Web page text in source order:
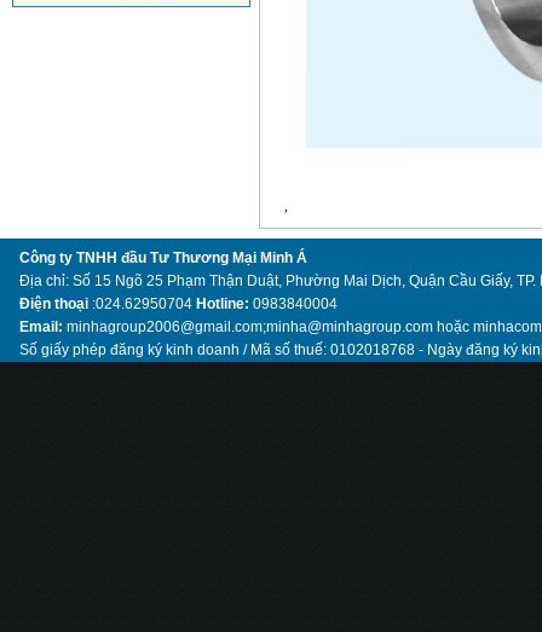
,
Công ty TNHH đầu Tư Thương Mại Minh Á
Địa chỉ: Số 15 Ngõ 25 Phạm Thận Duật, Phường Mai Dịch, Quận Cầu Giấy, TP.
Điện thoại :024.62950704 Hotline: 0983840004
Email: minhagroup2006@gmail.com;minha@minhagroup.com hoặc
Số giấy phép đăng ký kinh doanh / Mã số thuế: 0102018768 - Ngày đăng ký